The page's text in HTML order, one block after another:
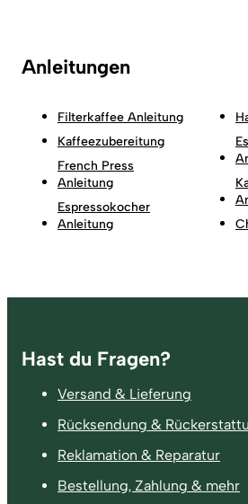
Anleitungen
Filterkaffee Anleitung
Kaffeezubereitung
French Press
Anleitung
Espressokocher
Anleitung
Fußzeile
Hast du Fragen?
Versand & Lieferung
Rücksendung &
Reklamation & Reparatur
Bestellung, Zahlung & mehr